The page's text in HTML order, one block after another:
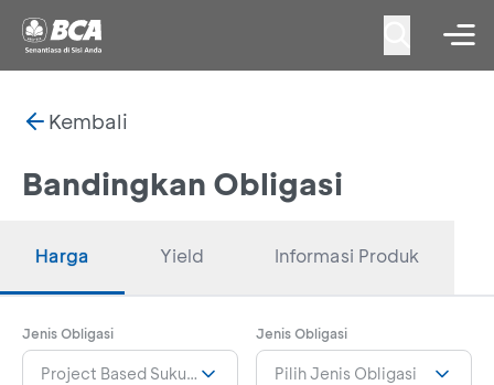
Kembali
Bandingkan Obligasi
Harga Yield Informasi Produk
Jenis Obligasi
Project Based Sukuk Seri PBS038
Jenis Obligasi
Pilih Jenis Obligasi